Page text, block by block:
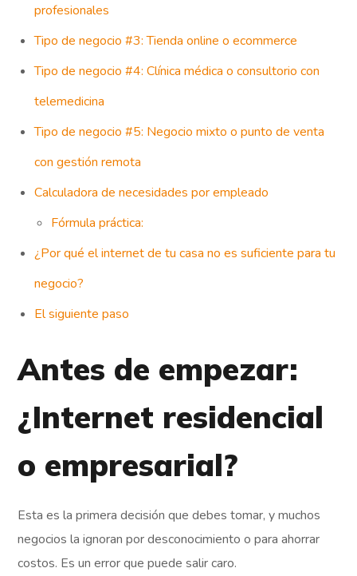
profesionales
Tipo de negocio #3: Tienda online o ecommerce
Tipo de negocio #4: Clínica médica o consultorio con
telemedicina
Tipo de negocio #5: Negocio mixto o punto de venta
con gestión remota
Calculadora de necesidades por empleado
Fórmula práctica:
¿Por qué el internet de tu casa no es suficiente para tu
negocio?
El siguiente paso
Antes de empezar:
¿Internet residencial
o empresarial?
Esta es la primera decisión que debes tomar, y muchos
negocios la ignoran por desconocimiento o para ahorrar
costos. Es un error que puede salir caro.